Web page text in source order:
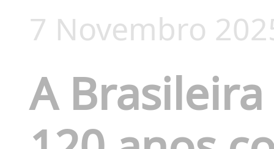
7 Novembro
A